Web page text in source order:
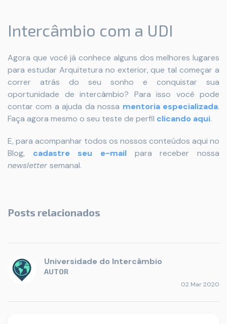
Intercâmbio com a UDI
Agora que você já conhece alguns dos melhores lugares
para estudar Arquitetura no exterior, que tal começar a
correr atrás do seu sonho e conquistar sua
oportunidade de intercâmbio? Para isso você pode
contar com a ajuda da nossa mentoria especializada.
Faça agora mesmo o seu teste de perfil clicando aqui.
E, para acompanhar todos os nossos conteúdos aqui no
Blog, cadastre seu e-mail para receber nossa
newsletter semanal.
Posts relacionados
Universidade do Intercâmbio
AUTOR
02 Mar 2020